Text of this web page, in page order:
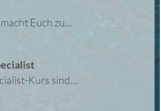
Euch zu...
Kurs sind...